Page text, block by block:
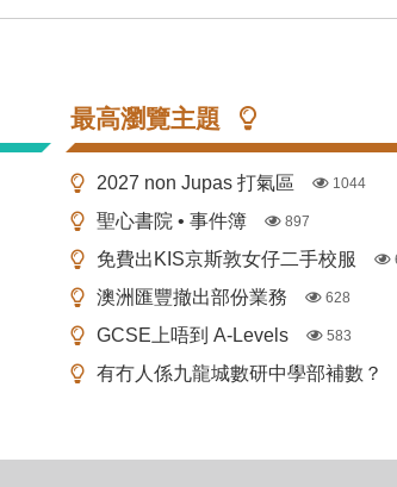
最高瀏覽主題
2027 non Jupas 打氣區 1044
聖心書院 • 事件簿 897
免費出KIS京斯敦女仔二手校服
澳洲匯豐撤出部份業務 628
GCSE上唔到 A-Levels 583
有冇人係九龍城數研中學部補數？